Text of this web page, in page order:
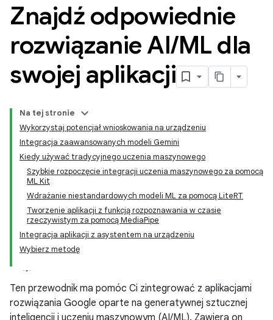
Znajdź odpowiednie
rozwiązanie AI/ML dla
swojej aplikacji
Na tej stronie
Wykorzystaj potencjał wnioskowania na urządzeniu
Integracja zaawansowanych modeli Gemini
Kiedy używać tradycyjnego uczenia maszynowego
Szybkie rozpoczęcie integracji uczenia maszynowego za pomocą
ML Kit
Wdrażanie niestandardowych modeli ML za pomocą LiteRT
Tworzenie aplikacji z funkcją rozpoznawania w czasie
rzeczywistym za pomocą MediaPipe
Integracja aplikacji z asystentem na urządzeniu
Wybierz metodę
Ten przewodnik ma pomóc Ci zintegrować z aplikacjami
rozwiązania Google oparte na generatywnej sztucznej
inteligencji i uczeniu maszynowym (AI/ML). Zawiera on